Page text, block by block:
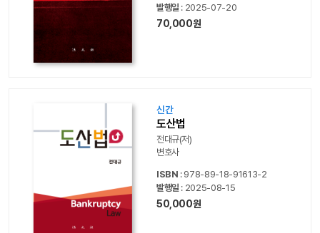
발행일 : 2025-07-20
70,000원
신간
도산법
전대규(저)
변호사
ISBN : 978-89-18-91613-2
발행일 : 2025-08-15
50,000원